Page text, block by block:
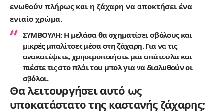
ενωθούν πλήρως και η ζάχαρη να αποκτήσει ένα
ενιαίο χρώμα.
ΣΥΜΒΟΥΛΗ: Η μελάσα θα σχηματίσει σβόλους και
μικρές μπαλίτσες μέσα στη ζάχαρη. Για να τις
ανακατέψετε, χρησιμοποιήστε μια σπάτουλα και
πιέστε τις στο πλάι του μπολ για να διαλυθούν οι
σβόλοι.
Θα λειτουργήσει αυτό ως
υποκατάστατο της καστανής ζάχαρης;